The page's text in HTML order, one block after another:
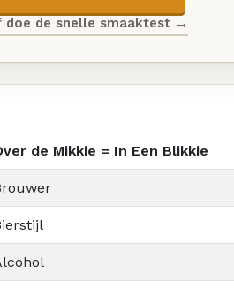
doe de snelle smaaktest →
de Mikkie = In Een Blikkie